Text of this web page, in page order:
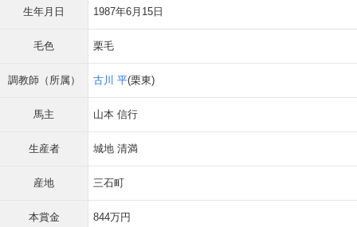
生年月日 1987年6月15日
毛色 栗毛
調教師（所属） 古川 平(栗東)
馬主 山本 信行
生産者 城地 清満
産地 三石町
本賞金 844万円